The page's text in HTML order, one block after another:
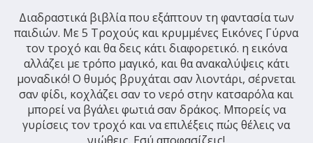
Διαδραστικά βιβλία που εξάπτουν τη φαντασία των
παιδιών. Με 5 Τροχούς και κρυμμένες Εικόνες Γύρνα
τον τροχό και θα δεις κάτι διαφορετικό. η εικόνα
αλλάζει με τρόπο μαγικό, και θα ανακαλύψεις κάτι
μοναδικό! Ο θυμός βρυχάται σαν λιοντάρι, σέρνεται
σαν φίδι, κοχλάζει σαν το νερό στην κατσαρόλα και
μπορεί να βγάλει φωτιά σαν δράκος. Μπορείς να
γυρίσεις τον τροχό και να επιλέξεις πώς θέλεις να